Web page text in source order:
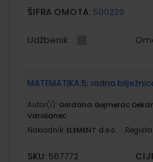
ŠIFRA OMOTA: 500239
Udžbenik
MATEMATIKA 5; radna
Autor(i): Gordana Gojmerac
Varošanec
Nakladnik: ELEMENT d.o.o.
SKU: 567772